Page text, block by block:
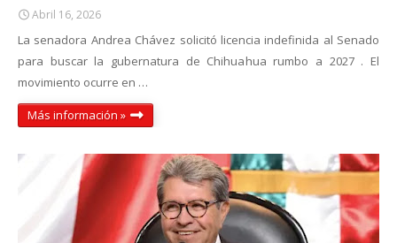
Abril 16, 2026
La senadora Andrea Chávez solicitó licencia indefinida al Senado
para buscar la gubernatura de Chihuahua rumbo a 2027 . El
movimiento ocurre en …
Más información »